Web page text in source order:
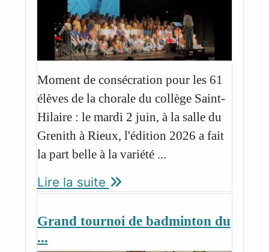
Moment de consécration pour les 61
élèves de la chorale du collège Saint-
Hilaire : le mardi 2 juin, à la salle du
Grenith à Rieux, l'édition 2026 a fait
la part belle à la variété ...
Lire la suite
Grand tournoi de badminton du
...